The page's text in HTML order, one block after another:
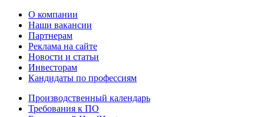
О компании
Наши вакансии
Партнерам
Реклама на сайте
Новости и статьи
Инвесторам
Кандидаты по профессиям
Производственный календарь
Требования к ПО